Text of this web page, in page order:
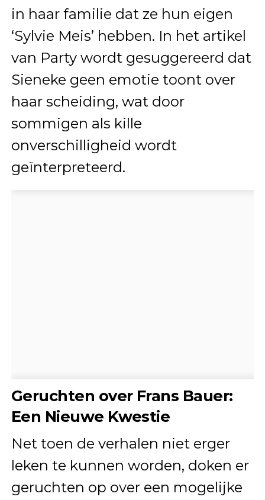
in haar familie dat ze hun eigen
‘Sylvie Meis’ hebben. In het artikel
van Party wordt gesuggereerd dat
Sieneke geen emotie toont over
haar scheiding, wat door
sommigen als kille
onverschilligheid wordt
geïnterpreteerd.
Geruchten over Frans Bauer:
Een Nieuwe Kwestie
Net toen de verhalen niet erger
leken te kunnen worden, doken er
geruchten op over een mogelijke